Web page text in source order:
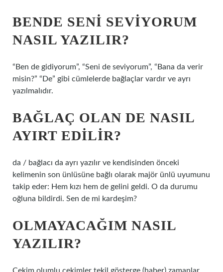
BENDE SENI SEVIYORUM
NASIL YAZILIR?
“Ben de gidiyorum”, “Seni de seviyorum”, “Bana da verir
misin?” “De” gibi cümlelerde bağlaçlar vardır ve ayrı
yazılmalıdır.
BAĞLAÇ OLAN DE NASIL
AYIRT EDILIR?
da / bağlacı da ayrı yazılır ve kendisinden önceki
kelimenin son ünlüsüne bağlı olarak majör ünlü uyumunu
takip eder: Hem kızı hem de gelini geldi. O da durumu
oğluna bildirdi. Sen de mi kardeşim?
OLMAYACAĞIM NASIL
YAZILIR?